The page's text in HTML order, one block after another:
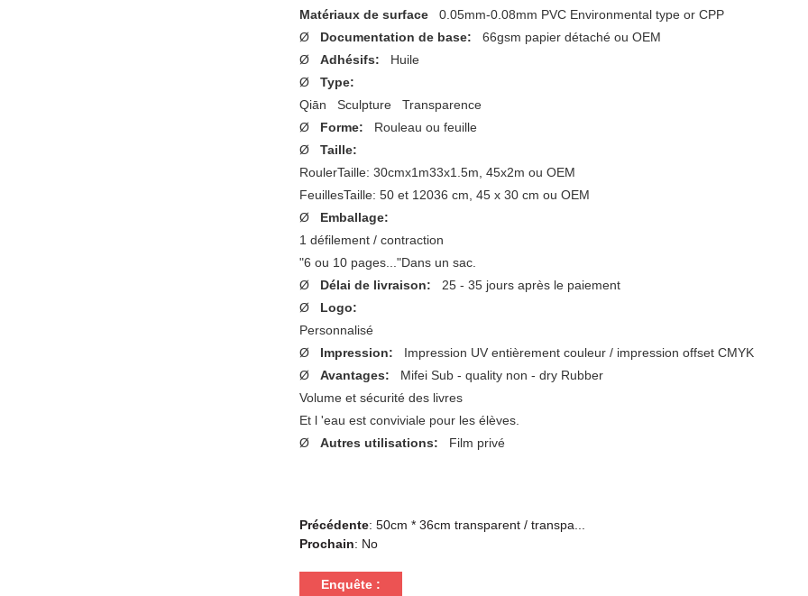
Matériaux de surface0.05mm-0.08mm PVC Environmental type or CPP
Ø Documentation de base:66gsm papier détaché ou OEM
ØAdhésifs: Huile
ØType:
Qiān Sculpture Transparence
Ø Forme: Rouleau ou feuille
ØTaille:
RoulerTaille: 30cmx1m33x1.5m, 45x2m ou OEM
FeuillesTaille: 50 et 12036 cm, 45 x 30 cm ou OEM
Ø Emballage:
1 défilement / contraction
"6 ou 10 pages..."Dans un sac.
Ø Délai de livraison: 25 - 35 jours après le paiement
Ø Logo:
Personnalisé
Ø Impression: Impression UV entièrement couleur / impression offset CMYK
ØAvantages: Mifei Sub - quality non - dry Rubber
Volume et sécurité des livres
Et l 'eau est conviviale pour les élèves.
ØAutres utilisations: Film privé
Précédente:50cm * 36cm transparent / transpa...
Prochain: No
Enquête :